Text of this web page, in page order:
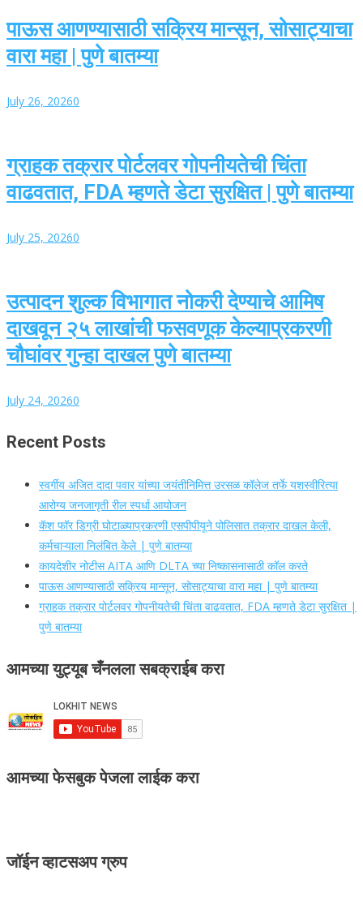
पाऊस आणण्यासाठी सक्रिय मान्सून, सोसाट्याचा
वारा महा | पुणे बातम्या
July 26, 20260
ग्राहक तक्रार पोर्टलवर गोपनीयतेची चिंता
वाढवतात, FDA म्हणते डेटा सुरक्षित | पुणे बातम्या
July 25, 20260
उत्पादन शुल्क विभागात नोकरी देण्याचे आमिष
दाखवून २५ लाखांची फसवणूक केल्याप्रकरणी
चौघांवर गुन्हा दाखल पुणे बातम्या
July 24, 20260
Recent Posts
स्वर्गीय अजित दादा पवार यांच्या जयंतीनिमित्त उरसळ कॉलेज तर्फे यशस्वीरित्या
आरोग्य जनजागृती रील स्पर्धा आयोजन
कॅश फॉर डिग्री घोटाळ्याप्रकरणी एसपीपीयूने पोलिसात तक्रार दाखल केली,
कर्मचाऱ्याला निलंबित केले | पुणे बातम्या
कायदेशीर नोटीस AITA आणि DLTA च्या निष्कासनासाठी कॉल करते
पाऊस आणण्यासाठी सक्रिय मान्सून, सोसाट्याचा वारा महा | पुणे बातम्या
ग्राहक तक्रार पोर्टलवर गोपनीयतेची चिंता वाढवतात, FDA म्हणते डेटा सुरक्षित |
पुणे बातम्या
आमच्या युट्यूब चँनलला सबक्राईब करा
आमच्या फेसबुक पेजला लाईक करा
जॉईन व्हाटसअप ग्रुप